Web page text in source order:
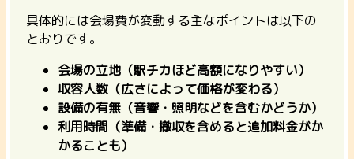
具体的には会場費が変動する主なポイントは以下の
とおりです。
会場の立地（駅チカほど高額になりやすい）
収容人数（広さによって価格が変わる）
設備の有無（音響・照明などを含むかどうか）
利用時間（準備・撤収を含めると追加料金がか
かることも）